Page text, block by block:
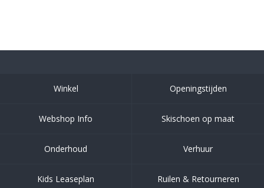
Winkel Openingstijden
Webshop Info Skischoen op maat
Onderhoud Verhuur
Kids Leaseplan Ruilen & Retourneren